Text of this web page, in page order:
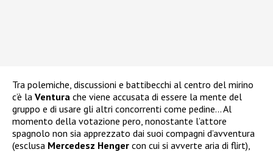
Tra polemiche, discussioni e battibecchi al centro del mirino
c’è la Ventura che viene accusata di essere la mente del
gruppo e di usare gli altri concorrenti come pedine… Al
momento della votazione pero, nonostante l’attore
spagnolo non sia apprezzato dai suoi compagni d’avventura
(esclusa Mercedesz Henger con cui si avverte aria di flirt),